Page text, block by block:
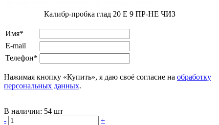
Калибр-пробка глад 20 E 9 ПР-НЕ ЧИЗ
Имя*
E-mail
Телефон*
Нажимая кнопку «Купить», я даю своё согласие на обработку
персональных данных.
В наличии: 54 шт
-
+